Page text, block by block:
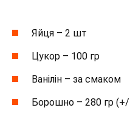
Яйця – 2 шт
Цукор – 100 гр
Ванілін – за смаком
Борошно – 280 гр